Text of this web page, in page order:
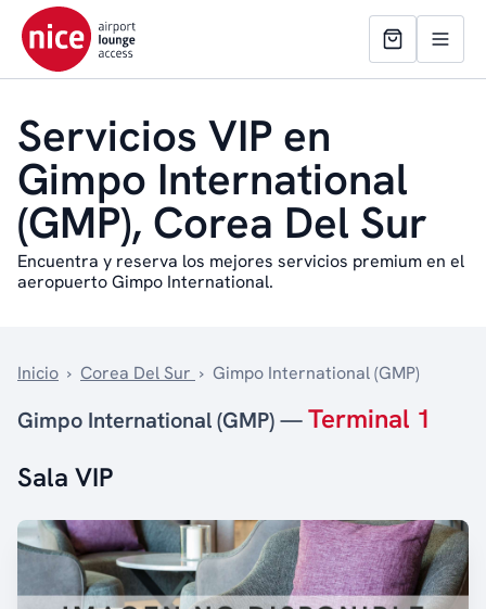
Servicios VIP en
Gimpo International
(GMP), Corea Del Sur
Encuentra y reserva los mejores servicios premium en el
aeropuerto Gimpo International.
Inicio › Corea Del Sur › Gimpo International (GMP)
Gimpo International (GMP) —Terminal 1
Sala VIP